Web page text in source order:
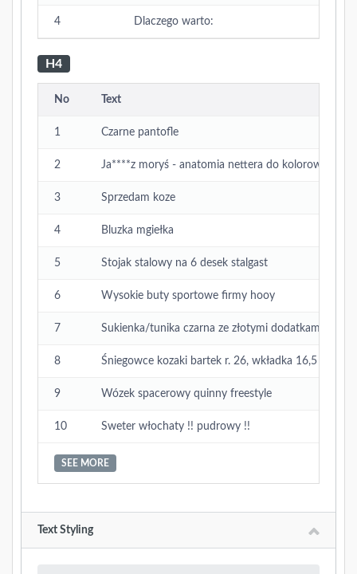
4 Dlaczego warto:
H4
No Text
1 Czarne pantofle
2 Ja****z moryś - anatomia nettera do kolorowania.
3 Sprzedam koze
4 Bluzka mgiełka
5 Stojak stalowy na 6 desek stalgast
6 Wysokie buty sportowe firmy hooy
7 Sukienka/tunika czarna ze złotymi dodatkami r.36
8 Śniegowce kozaki bartek r. 26, wkładka 16,5 cm
9 Wózek spacerowy quinny freestyle
10 Sweter włochaty !! pudrowy !!
SEE MORE
Text Styling